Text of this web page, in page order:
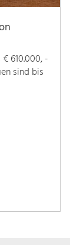
610.000, -
sind bis